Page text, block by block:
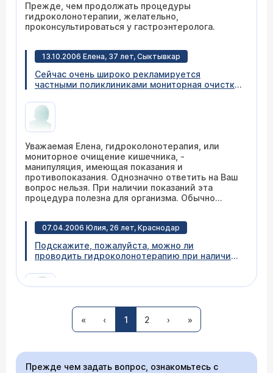
это могло значить и стоит ли мне продолжать
процедуры дальше?
Прежде, чем продолжать процедуры
гидроколонотерапии, желательно,
проконсультироваться у гастроэнтеролога.
13.10.2006 Елена, 37 лет, Сыктывкар
Сейчас очень широко рекламируется
частными поликлиниками мониторная очистка
это для организма и сколько раз можно
прибегать к этой процедуре?
Уважаемая Елена, гидроколонотерапия, или
мониторное очищение кишечника, -
манипуляция, имеющая показания и
противопоказания. Однозначно ответить на Ваш
вопрос нельзя. При наличии показаний эта
процедура полезна для организма. Обычно
без врачебного контроля - небезобидно для
07.04.2006 Юлия, 26 лет, Краснодар
Подскажите, пожалуйста, можно ли
проводить гидроколонотерапию при наличии
(предположительный диагноз - термоневроз)?
Обязательно ли перед проведением
наличие/отсутствие дисбактериоза?
Уважаемая Юлия, если субфебрилитет
действительно обусловлен патологией
гидроколонотерапии. Обследование на
« ‹ 1 2 › »
Прежде чем задать вопрос, ознакомьтесь с